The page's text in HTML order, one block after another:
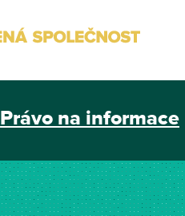
Právo na informace